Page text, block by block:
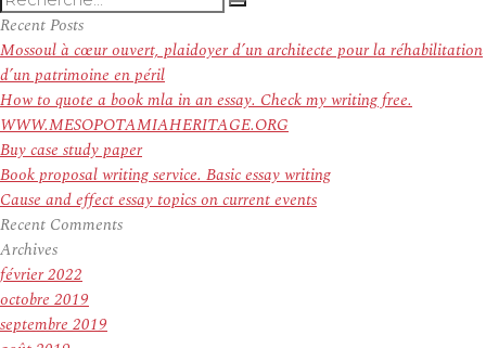
pour
:
Recherche
Recent Posts
Mossoul à cœur ouvert, plaidoyer d’un architecte pour la réhabilitation
d’un patrimoine en péril
How to quote a book mla in an essay. Check my writing free.
WWW.MESOPOTAMIAHERITAGE.ORG
Buy case study paper
Book proposal writing service. Basic essay writing
Cause and effect essay topics on current events
Recent Comments
Archives
février 2022
octobre 2019
septembre 2019